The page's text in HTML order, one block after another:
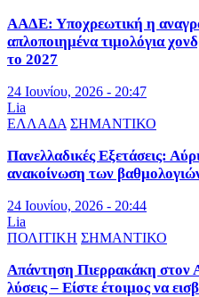
ΑΑΔΕ: Υποχρεωτική η
απλοποιημένα τιμολόγια
το 2027
24 Ιουνίου, 2026 - 20:47
Lia
ΕΛΛΑΔΑ ΣΗΜΑΝΤΙΚΟ
Πανελλαδικές Εξετάσεις:
ανακοίνωση των
24 Ιουνίου, 2026 - 20:44
Lia
ΠΟΛΙΤΙΚΗ ΣΗΜΑΝΤΙΚΟ
Απάντηση Πιερρακάκη στον
λύσεις – Είστε έτοιμος να